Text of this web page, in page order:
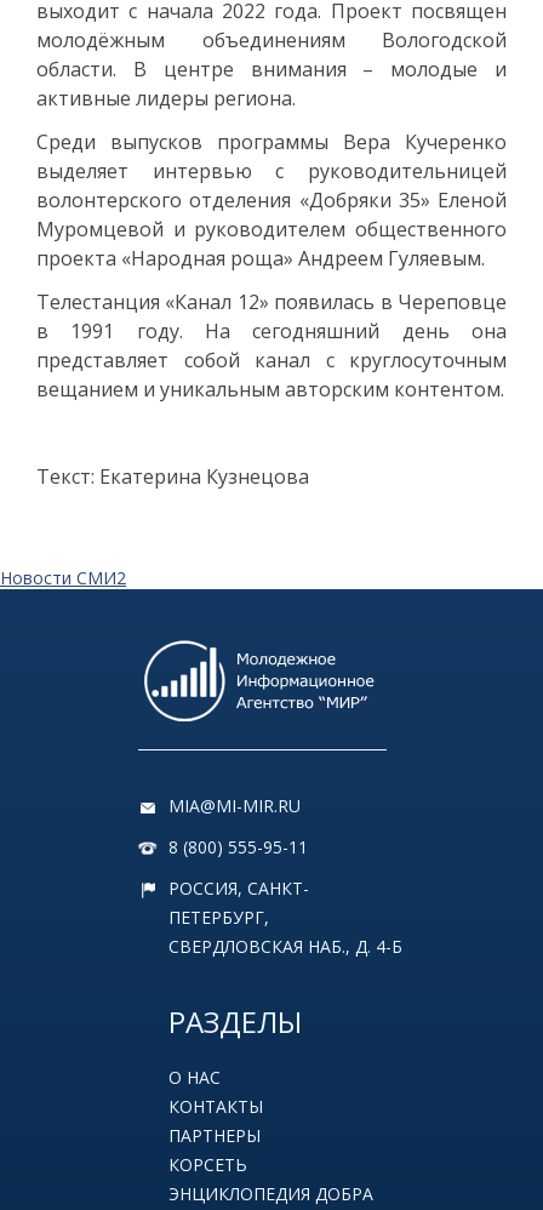
выходит с начала 2022 года. Проект посвящен
молодёжным объединениям Вологодской
области. В центре внимания – молодые и
активные лидеры региона.
Среди выпусков программы Вера Кучеренко
выделяет интервью с руководительницей
волонтерского отделения «Добряки 35» Еленой
Муромцевой и руководителем общественного
проекта «Народная роща» Андреем Гуляевым.
Телестанция «Канал 12» появилась в Череповце
в 1991 году. На сегодняшний день она
представляет собой канал с круглосуточным
вещанием и уникальным авторским контентом.
Текст: Екатерина Кузнецова
Новости СМИ2
MIA@MI-MIR.RU
8 (800) 555-95-11
РОССИЯ, САНКТ-
ПЕТЕРБУРГ,
СВЕРДЛОВСКАЯ НАБ., Д. 4-Б
РАЗДЕЛЫ
О НАС
КОНТАКТЫ
ПАРТНЕРЫ
КОРСЕТЬ
ЭНЦИКЛОПЕДИЯ ДОБРА